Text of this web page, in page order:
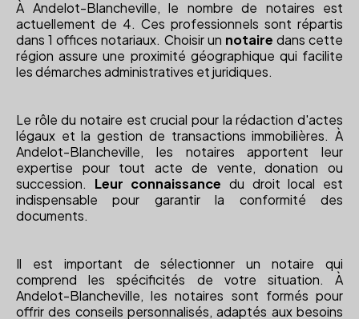
À Andelot-Blancheville, le nombre de notaires est
actuellement de 4. Ces professionnels sont répartis
dans 1 offices notariaux. Choisir un notaire dans cette
région assure une proximité géographique qui facilite
les démarches administratives et juridiques.
Le rôle du notaire est crucial pour la rédaction d'actes
légaux et la gestion de transactions immobilières. À
Andelot-Blancheville, les notaires apportent leur
expertise pour tout acte de vente, donation ou
succession. Leur connaissance du droit local est
indispensable pour garantir la conformité des
documents.
Il est important de sélectionner un notaire qui
comprend les spécificités de votre situation. À
Andelot-Blancheville, les notaires sont formés pour
offrir des conseils personnalisés, adaptés aux besoins